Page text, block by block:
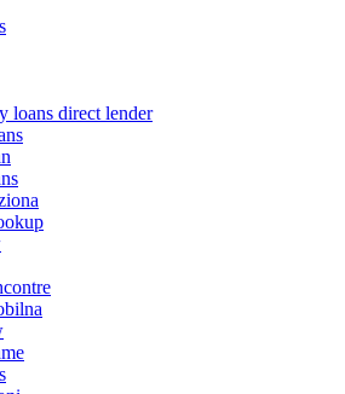
loans direct lender